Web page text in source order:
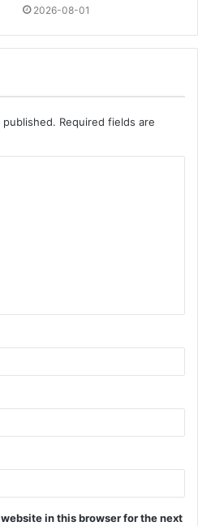
2026-08-01
Required fields are
in this browser for the next